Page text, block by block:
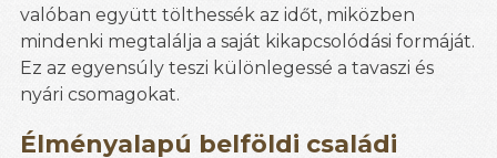
valóban együtt tölthessék az időt, miközben
mindenki megtalálja a saját kikapcsolódási formáját.
Ez az egyensúly teszi különlegessé a tavaszi és
nyári csomagokat.
Élményalapú belföldi családi